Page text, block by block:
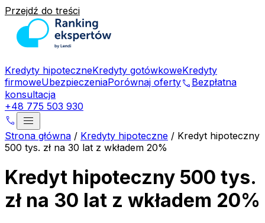
Przejdź do treści
Kredyty hipoteczneKredyty gotówkoweKredyty
firmoweUbezpieczeniaPorównaj ofertyphone Bezpłatna
konsultacja
+48 775 503 930
phone menu
Strona główna / Kredyty hipoteczne / Kredyt hipoteczny
500 tys. zł na 30 lat z wkładem 20%
Kredyt hipoteczny 500 tys.
zł na 30 lat z wkładem 20%